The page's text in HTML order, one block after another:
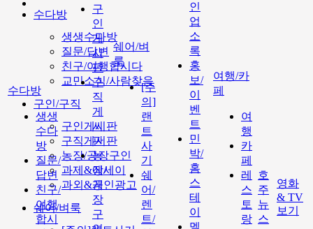
수다방
생생수다방
질문/답변
친구/여행합시다
교민소식/사람찾음
구인/구직
구인게시판
구직게시판
농장/공장구인
과제&에세이
과외&개인광고
쉐어/벼룩
수다방
생생
수다
방
질문/
답변
친구/
여행
합시
구
인
게
시
판
구
직
게
시
판
농
장/
공
장
구
쉐어/벼
룩
[주
의]
랜
트
사
기
쉐
어/
렌
트/
인
업
소
록
홍
보/
이
벤
트
민
박/
홈
스
테
이
멜
여행/카
페
여
행
카
페
레
스
토
랑
호
주
뉴
스
영화
& TV
보기